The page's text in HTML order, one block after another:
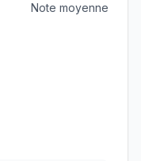
Note moyenne